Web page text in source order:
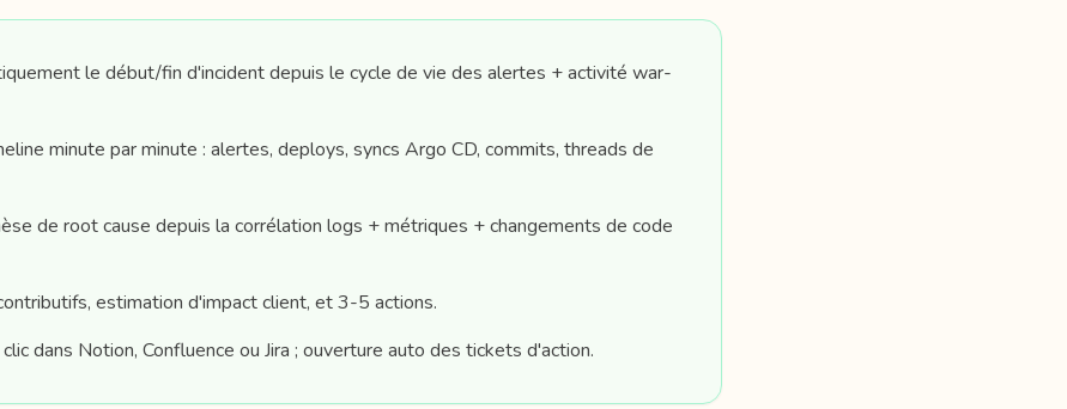
le début/fin d'incident depuis le cycle de vie des alertes + activité war-
minute par minute : alertes, deploys, syncs Argo CD, commits, threads de
de root cause depuis la corrélation logs + métriques + changements de code
estimation d'impact client, et 3-5 actions.
dans Notion, Confluence ou Jira ; ouverture auto des tickets d'action.